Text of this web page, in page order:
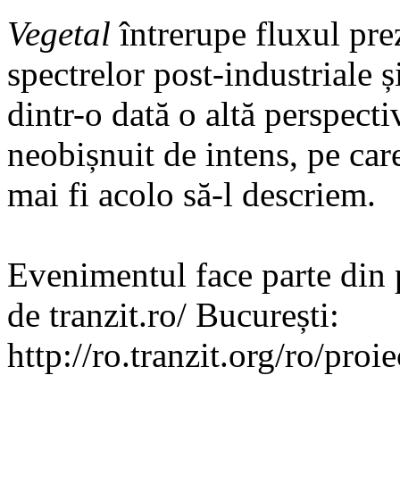
Vegetal întrerupe fluxul
spectrelor post-industriale
dintr-o dată o altă
neobișnuit de intens, pe
mai fi acolo să-l descriem.
Evenimentul face parte din
de tranzit.ro/ București:
http://ro.tranzit.org/ro/